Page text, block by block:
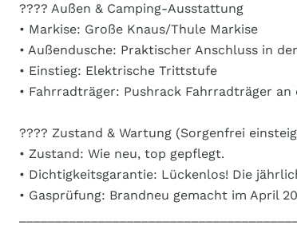
????️ Außen & Camping-Ausstattung
• Markise: Große Knaus/Thule Markise
• Außendusche: Praktischer Anschluss in
• Einstieg: Elektrische Trittstufe
• Fahrradträger: Pushrack Fahrradträger an
????️ Zustand & Wartung (Sorgenfrei
• Zustand: Wie neu, top gepflegt.
• Dichtigkeitsgarantie: Lückenlos! Die
• Gasprüfung: Brandneu gemacht im April